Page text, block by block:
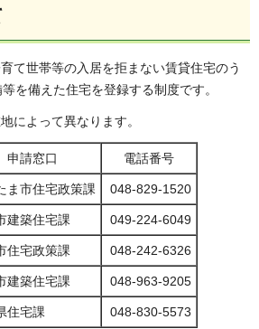
て世帯等の入居を拒まない賃貸住宅のう
を備えた住宅を登録する制度です。
によって異なります。
申請窓口 電話番号
ま市住宅政策課 048-829-1520
建築住宅課 049-224-6049
住宅政策課 048-242-6326
建築住宅課 048-963-9205
住宅課 048-830-5573